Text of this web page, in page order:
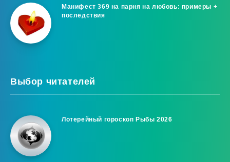
Манифест 369 на парня на любовь: примеры +
последствия
Выбор читателей
Лотерейный гороскоп Рыбы 2026